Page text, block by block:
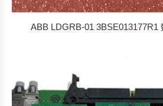
ABB LDGRB-01 3BSE013177R1